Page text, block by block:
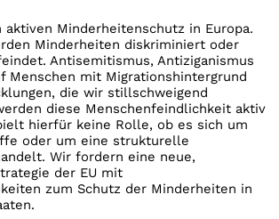
Minderheitenschutz in Europa.
Minderheiten diskriminiert oder
Antisemitismus, Antiziganismus
Menschen mit Migrationshintergrund
die wir stillschweigend
diese Menschenfeindlichkeit aktiv
hierfür keine Rolle, ob es sich um
oder um eine strukturelle
Wir fordern eine neue,
der EU mit
zum Schutz der Minderheiten in